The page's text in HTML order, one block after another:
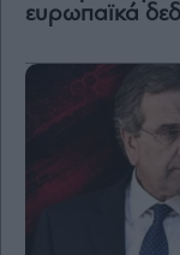
and
Terms
apply.
ευρωπαϊκά